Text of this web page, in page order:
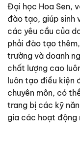
Đại học Hoa Sen,
đào tạo, giúp sinh
các yêu cầu của
phải đào tạo
trường và doanh
chất lượng cao
luôn tạo điều kiện
chuyên môn, có
trang bị các kỹ
gia các hoạt động